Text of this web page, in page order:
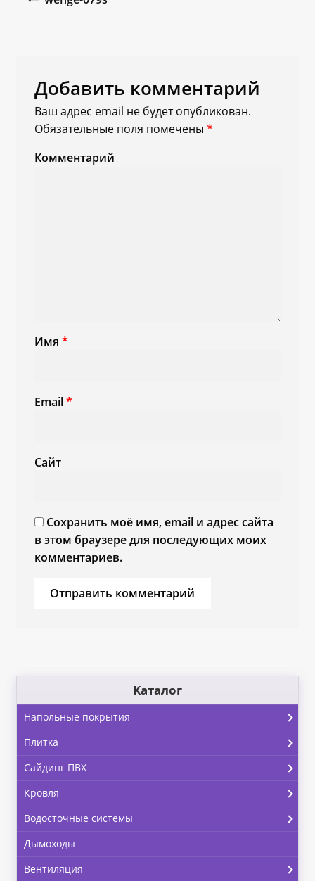
Добавить комментарий
Ваш адрес email не будет опубликован.
Обязательные поля помечены *
Комментарий
Имя *
Email*
Сайт
Сохранить моё имя, email и адрес сайта
в этом браузере для последующих моих
комментариев.
Каталог
Напольные покрытия
Плитка
Сайдинг ПВХ
Кровля
Водосточные системы
Дымоходы
Вентиляция